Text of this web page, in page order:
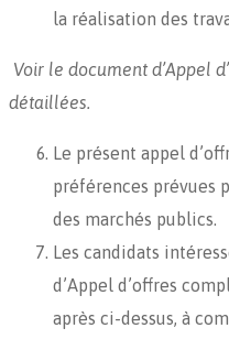
la réalisation des
Voir le document d’Appel
détaillées.
Le présent appel
préférences prévues
des marchés publics.
Les candidats
d’Appel d’offres
après ci-dessus, à